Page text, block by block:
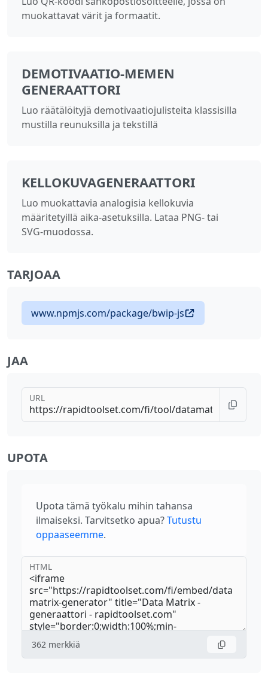
muokattavat värit ja formaatit.
DEMOTIVAATIO-MEMEN
GENERAATTORI
Luo räätälöityjä demotivaatiojulisteita klassisilla
mustilla reunuksilla ja tekstillä
KELLOKUVAGENERAATTORI
Luo muokattavia analogisia kellokuvia
määritetyillä aika-asetuksilla. Lataa PNG- tai
SVG-muodossa.
TARJOAA
www.npmjs.com/package/bwip-js
JAA
URL
UPOTA
Upota tämä työkalu mihin tahansa
ilmaiseksi. Tarvitsetko apua?Tutustu
oppaaseemme.
HTML
362 merkkiä